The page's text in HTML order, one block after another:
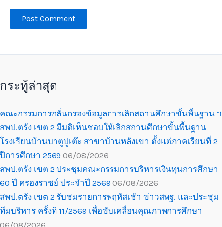
กระทู้ล่าสุด
คณะกรรมการกลั่นกรองข้อมูลการเลิกสถานศึกษาขั้นพื้นฐาน ฯ
สพป.ตรัง เขต 2 มีมติเห็นชอบให้เลิกสถานศึกษาขั้นพื้นฐาน
โรงเรียนบ้านบาตูปูเต๊ะ สาขาบ้านหลังเขา ตั้งแต่ภาคเรียนที่ 2
ปีการศึกษา 2569 06/08/2026
สพป.ตรัง เขต 2 ประชุมคณะกรรมการบริหารเงินทุนการศึกษา
60 ปี ครองราชย์ ประจำปี 2569 06/08/2026
สพป.ตรัง เขต 2 รับชมรายการพฤหัสเช้า ข่าวสพฐ. และประชุม
ทีมบริหาร ครั้งที่ 11/2569 เพื่อขับเคลื่อนคุณภาพการศึกษา
06/08/2026